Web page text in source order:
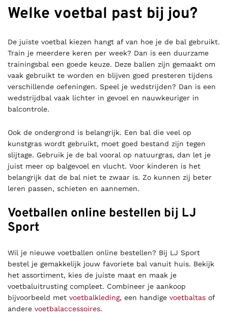
Welke voetbal past bij jou?
De juiste voetbal kiezen hangt af van hoe je de bal gebruikt.
Train je meerdere keren per week? Dan is een duurzame
trainingsbal een goede keuze. Deze ballen zijn gemaakt om
vaak gebruikt te worden en blijven goed presteren tijdens
verschillende oefeningen. Speel je wedstrijden? Dan is een
wedstrijdbal vaak lichter in gevoel en nauwkeuriger in
balcontrole.
Ook de ondergrond is belangrijk. Een bal die veel op
kunstgras wordt gebruikt, moet goed bestand zijn tegen
slijtage. Gebruik je de bal vooral op natuurgras, dan let je
juist meer op balgevoel en vlucht. Voor kinderen is het
belangrijk dat de bal niet te zwaar is. Zo kunnen zij beter
leren passen, schieten en aannemen.
Voetballen online bestellen bij LJ
Sport
Wil je nieuwe voetballen online bestellen? Bij LJ Sport
bestel je gemakkelijk jouw favoriete bal vanuit huis. Bekijk
het assortiment, kies de juiste maat en maak je
voetbaluitrusting compleet. Combineer je aankoop
bijvoorbeeld met voetbalkleding, een handige voetbaltas of
andere voetbalaccessoires.